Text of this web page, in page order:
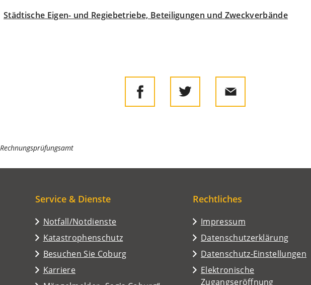
Städtische Eigen- und Regiebetriebe, Beteiligungen und Zweckverbände
Rechnungsprüfungsamt
Service & Dienste
Notfall/Notdienste
Katastrophenschutz
Besuchen Sie Coburg
(Öffnet
in Karriere
Rechtliches
Impressum
Datenschutzerklärung
Datenschutz-Einstellungen
Elektronische
Zugangseröffnung